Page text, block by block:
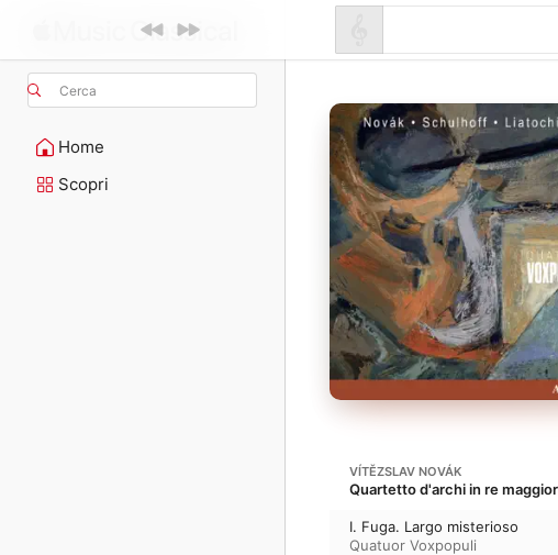
Cerca
Home
Scopri
VÍTĚZSLAV NOVÁK
Quartetto d'archi in re
I. Fuga. Largo misterioso
Quatuor Voxpopuli